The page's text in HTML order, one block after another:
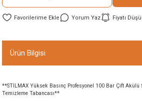
Yorum Yaz Fiyatı
Ürün Bilgisi
**STİLMAX Yüksek Basınç Profesyonel 100 Bar Çift Akülü
Temizleme Tabancası**